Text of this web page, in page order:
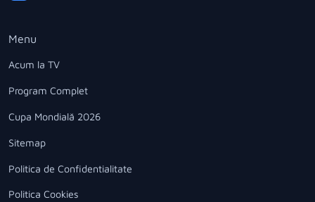
Menu
Acum la TV
Program Complet
Cupa Mondială 2026
Sitemap
Politica de Confidentialitate
Politica Cookies